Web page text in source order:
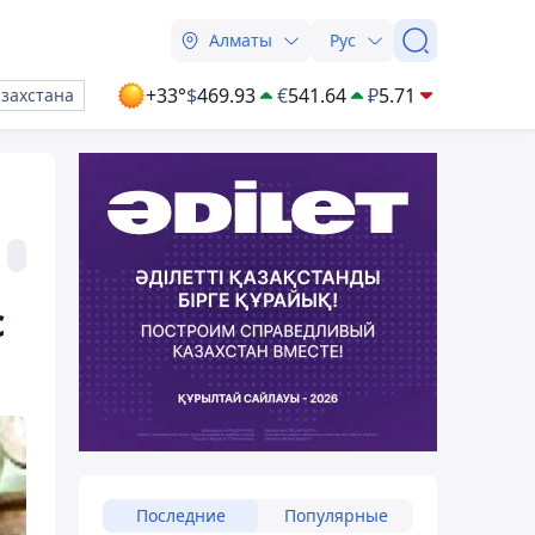
Алматы Рус
+33°$469.93 €541.64 ₽5.71
Последние Популярные